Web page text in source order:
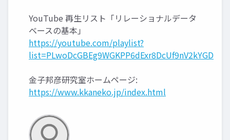
YouTube 再生リスト「リレーショナルデータ
ベースの基本」
https://youtube.com/playlist?
list=PLwoDcGBEg9WGKPP6dExr8DcUf9nV2kYGD
金子邦彦研究室ホームページ:
https://www.kkaneko.jp/index.html